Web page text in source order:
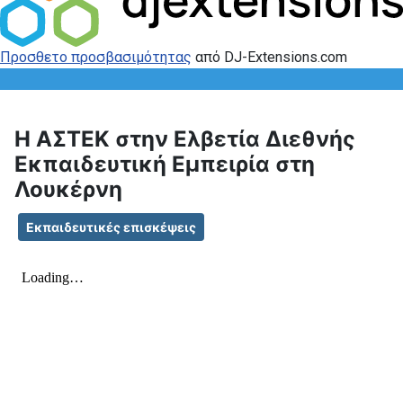
Προσθετο προσβασιμότητας από DJ-Extensions.com
Η ΑΣΤΕΚ στην Ελβετία Διεθνής
Εκπαιδευτική Εμπειρία στη
Λουκέρνη
Εκπαιδευτικές επισκέψεις